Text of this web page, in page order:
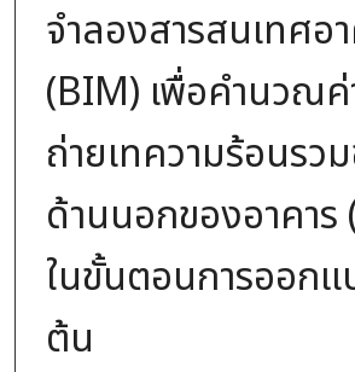
จำลองสารสนเทศอ
(BIM) เพื่อคำนวณค่
ถ่ายเทความร้อนรว
ด้านนอกของอาคาร
ในขั้นตอนการออกแ
ต้น